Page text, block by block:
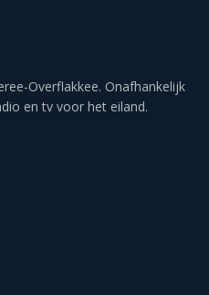
Overflakkee. Onafhankelijk
en tv voor het eiland.